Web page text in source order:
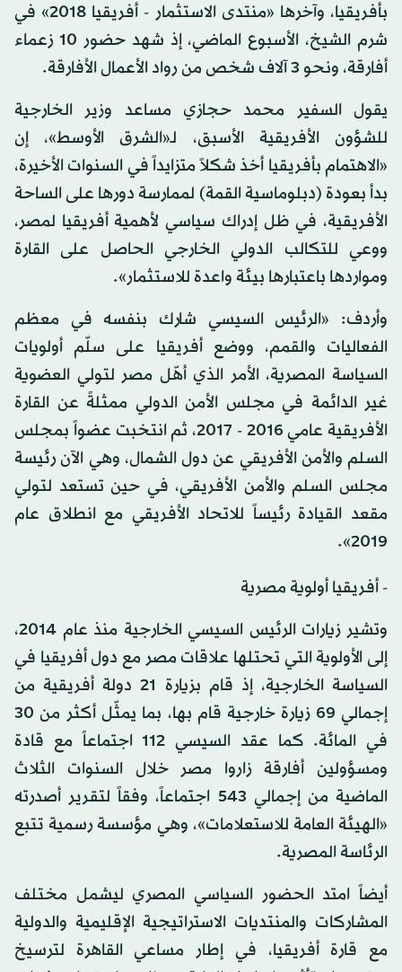
بأفريقيا، وآخرها «منتدى الاستثمار - أفريقيا 2018» في
شرم الشيخ، الأسبوع الماضي، إذ شهد حضور 10 زعماء
أفارقة، ونحو 3 آلاف شخص من رواد الأعمال الأفارقة.
يقول السفير محمد حجازي مساعد وزير الخارجية
للشؤون الأفريقية الأسبق، لـ«الشرق الأوسط»، إن
«الاهتمام بأفريقيا أخذ شكلاً متزايداً في السنوات الأخيرة،
بدأ بعودة (دبلوماسية القمة) لممارسة دورها على الساحة
الأفريقية، في ظل إدراك سياسي لأهمية أفريقيا لمصر،
ووعي للتكالب الدولي الخارجي الحاصل على القارة
ومواردها باعتبارها بيئة واعدة للاستثمار».
وأردف: «الرئيس السيسي شارك بنفسه في معظم
الفعاليات والقمم، ووضع أفريقيا على سلّم أولويات
السياسة المصرية، الأمر الذي أهّل مصر لتولي العضوية
غير الدائمة في مجلس الأمن الدولي ممثلةً عن القارة
الأفريقية عامي 2016 - 2017، ثم انتخبت عضواً بمجلس
السلم والأمن الأفريقي عن دول الشمال، وهي الآن رئيسة
مجلس السلم والأمن الأفريقي، في حين تستعد لتولي
مقعد القيادة رئيساً للاتحاد الأفريقي مع انطلاق عام
2019».
- أفريقيا أولوية مصرية
وتشير زيارات الرئيس السيسي الخارجية منذ عام 2014،
إلى الأولوية التي تحتلها علاقات مصر مع دول أفريقيا في
السياسة الخارجية، إذ قام بزيارة 21 دولة أفريقية من
إجمالي 69 زيارة خارجية قام بها، بما يمثّل أكثر من 30
في المائة. كما عقد السيسي 112 اجتماعاً مع قادة
ومسؤولين أفارقة زاروا مصر خلال السنوات الثلاث
الماضية من إجمالي 543 اجتماعاً، وفقاً لتقرير أصدرته
«الهيئة العامة للاستعلامات»، وهي مؤسسة رسمية تتبع
الرئاسة المصرية.
أيضاً امتد الحضور السياسي المصري ليشمل مختلف
المشاركات والمنتديات الاستراتيجية الإقليمية والدولية
مع قارة أفريقيا، في إطار مساعي القاهرة لترسيخ